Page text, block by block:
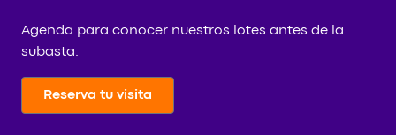
Agenda para conocer nuestros lotes antes de la
subasta.
Reserva tu visita